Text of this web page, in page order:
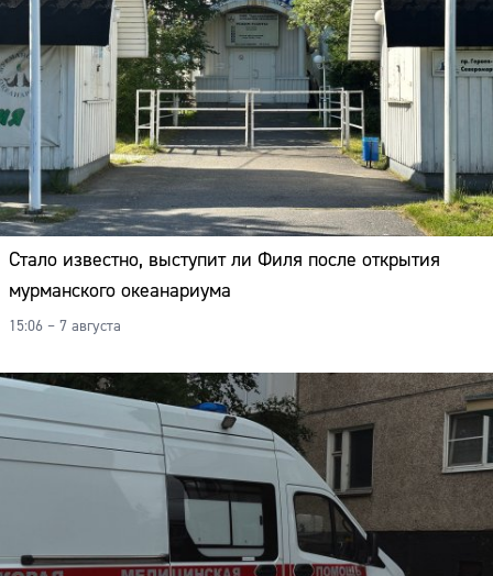
Стало известно, выступит ли Филя после открытия
мурманского океанариума
15:06 – 7 августа